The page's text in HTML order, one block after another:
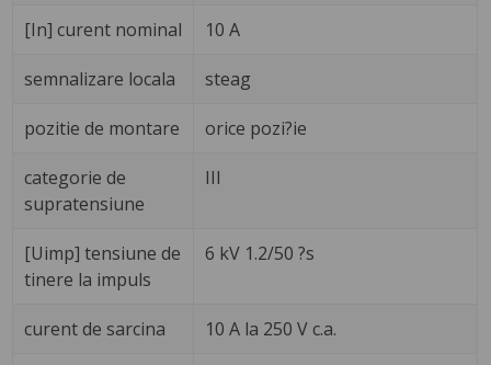
[In] curent nominal 10 A
semnalizare locala steag
pozitie de montare orice pozi?ie
categorie de
supratensiune
III
[Uimp] tensiune de
tinere la impuls
6 kV 1.2/50 ?s
curent de sarcina 10 A la 250 V c.a.